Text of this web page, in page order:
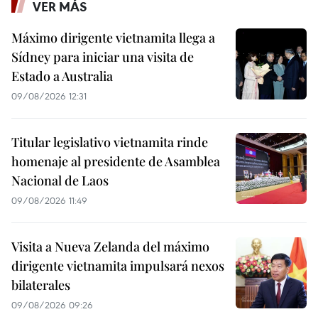
VER MÁS
Máximo dirigente vietnamita llega a
Sídney para iniciar una visita de
Estado a Australia
09/08/2026 12:31
Titular legislativo vietnamita rinde
homenaje al presidente de Asamblea
Nacional de Laos
09/08/2026 11:49
Visita a Nueva Zelanda del máximo
dirigente vietnamita impulsará nexos
bilaterales
09/08/2026 09:26